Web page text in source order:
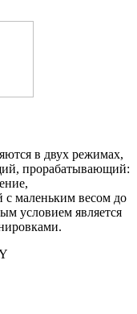
в двух режимах,
прорабатывающий:
с маленьким весом до
условием является